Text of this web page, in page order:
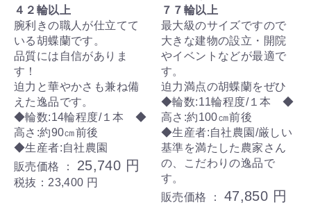
４２輪以上
腕利きの職人が仕立てて
いる胡蝶蘭です。
品質には自信がありま
す！
迫力と華やかさも兼ね備
えた逸品です。
◆輪数:14輪程度/１本 ◆
高さ:約90㎝前後
◆生産者:自社農園
販売価格 ： 25,740 円
税抜：23,400 円
７７輪以上
最大級のサイズですので
大きな建物の設立・開院
やイベントなどが最適で
す。
迫力満点の胡蝶蘭をぜひ
◆輪数:11輪程度/１本 ◆
高さ:約100㎝前後
◆生産者:自社農園/厳しい
基準を満たした農家さん
の、こだわりの逸品で
す。
販売価格 ： 47,850 円